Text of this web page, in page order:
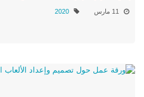
11 مارس 2020